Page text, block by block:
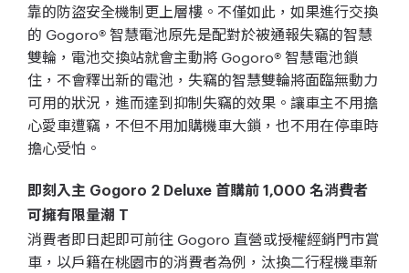
靠的防盜安全機制更上層樓。不僅如此，如果進行交換
的 Gogoro® 智慧電池原先是配對於被通報失竊的智慧
雙輪，電池交換站就會主動將 Gogoro® 智慧電池鎖
住，不會釋出新的電池，失竊的智慧雙輪將面臨無動力
可用的狀況，進而達到抑制失竊的效果。讓車主不用擔
心愛車遭竊，不但不用加購機車大鎖，也不用在停車時
擔心受怕。
即刻入主 Gogoro 2 Deluxe 首購前 1,000 名消費者
可擁有限量潮 T
消費者即日起即可前往 Gogoro 直營或授權經銷門市賞
車，以戶籍在桃園市的消費者為例，汰換二行程機車新